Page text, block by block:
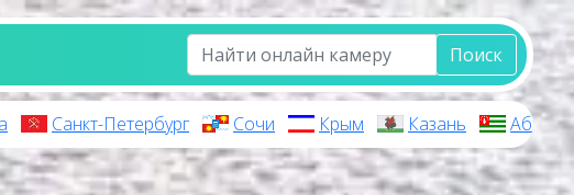
Поиск
Санкт-Петербург Сочи Крым Казань